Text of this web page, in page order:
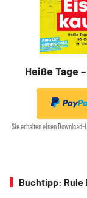
Heiße Tage
Sie erhalten einen
Buchtipp: Rule